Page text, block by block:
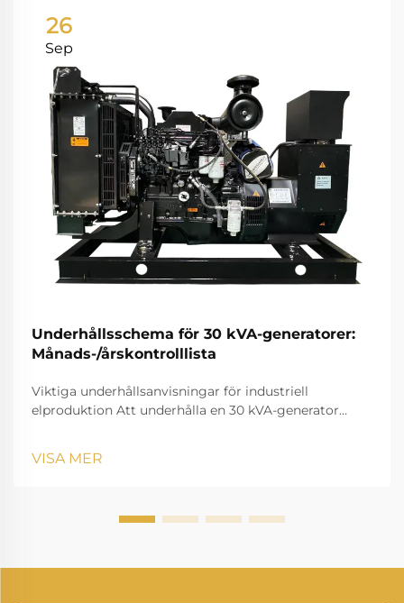
26
Sep
Underhållsschema för 30 kVA-generatorer:
Månads-/årskontrolllista
Viktiga underhållsanvisningar för industriell
elproduktion Att underhålla en 30 kVA-generator
kraftaggregat fungerar som kritiska reservsystem för
VISA MER